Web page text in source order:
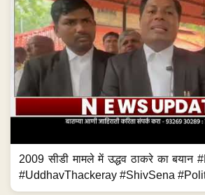
2009 सीडी मामले में उद्धव ठाकरे का बयान
#UddhavThackeray #ShivSena